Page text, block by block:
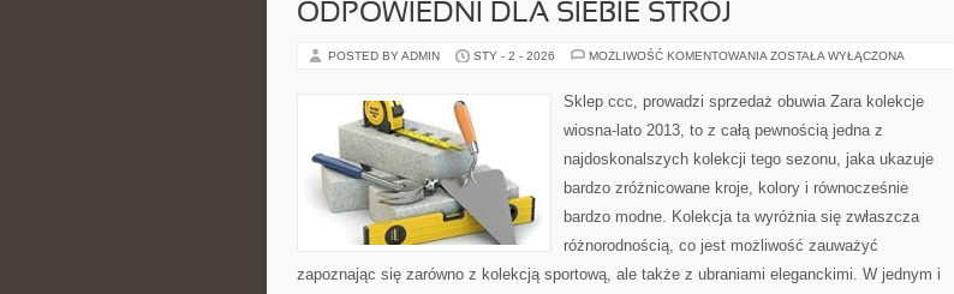
ODPOWIEDNI DLA SIEBIE STRÓJ
POSTED BY ADMIN STY - 2 - 2026 MOŻLIWOŚĆ KOMENTOWANIA KOLEKCJE
DOBRAĆ
ODPOWIEDNI
SIEBIE
ZOSTAŁA WYŁĄCZONA
Sklep ccc, prowadzi sprzedaż obuwia Zara kolekcje
wiosna-lato 2013, to z całą pewnością jedna z
najdoskonalszych kolekcji tego sezonu, jaka ukazuje
bardzo zróżnicowane kroje, kolory i równocześnie
bardzo modne. Kolekcja ta wyróżnia się zwłaszcza
różnorodnością, co jest możliwość zauważyć
zapoznając się zarówno z kolekcją sportową, ale także z ubraniami eleganckimi. W jednym i